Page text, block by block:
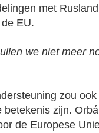
met
EU.
we niet meer
zou
betekenis zijn.
de Europese